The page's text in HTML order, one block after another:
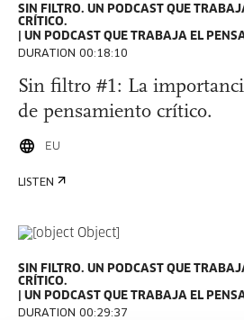
SIN FILTRO. UN PODCAST QUE
CRÍTICO.
UN PODCAST QUE TRABAJA EL
DURATION 00:18:10
Sin filtro #1: La
de pensamiento crítico.
EU
LISTEN
SIN FILTRO. UN PODCAST QUE
CRÍTICO.
UN PODCAST QUE TRABAJA EL
DURATION 00:29:37